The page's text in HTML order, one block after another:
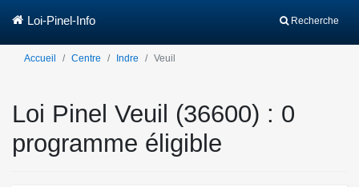
Recherche
Loi-Pinel-Info
Accueil Centre Indre Veuil
Loi Pinel Veuil (36600) : 0
programme éligible